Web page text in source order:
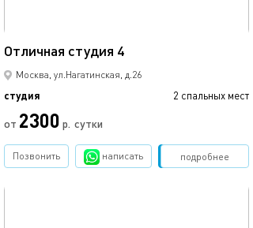
Отличная студия 4
Москва, ул.Нагатинская, д.26
студия 2 спальных мест
от 2300 р. сутки
подробнее
Позвонить написать Забронировать